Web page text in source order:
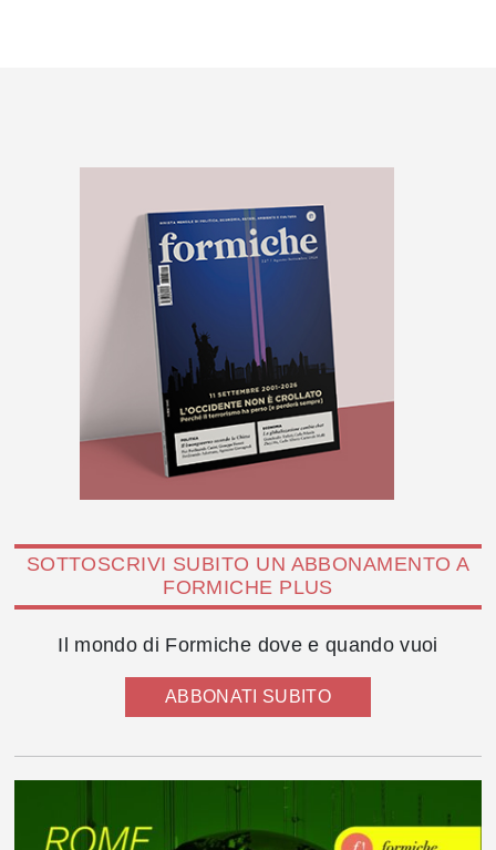
SOTTOSCRIVI SUBITO UN ABBONAMENTO A
FORMICHE PLUS
Il mondo di Formiche dove e quando vuoi
ABBONATI SUBITO